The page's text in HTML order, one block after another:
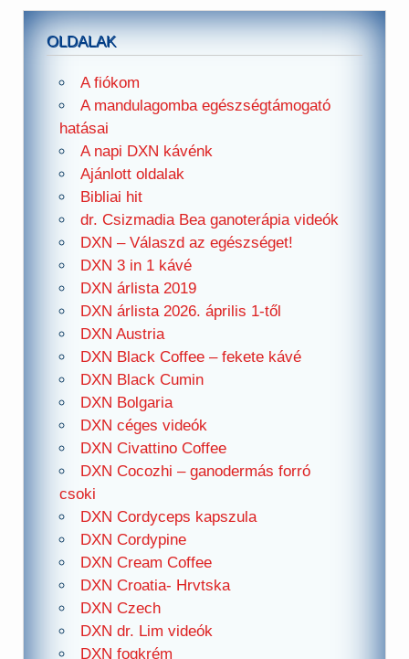
OLDALAK
A fiókom
A mandulagomba egészségtámogató
hatásai
A napi DXN kávénk
Ajánlott oldalak
Bibliai hit
dr. Csizmadia Bea ganoterápia videók
DXN – Válaszd az egészséget!
DXN 3 in 1 kávé
DXN árlista 2019
DXN árlista 2026. április 1-től
DXN Austria
DXN Black Coffee – fekete kávé
DXN Black Cumin
DXN Bolgaria
DXN céges videók
DXN Civattino Coffee
DXN Cocozhi – ganodermás forró
csoki
DXN Cordyceps kapszula
DXN Cordypine
DXN Cream Coffee
DXN Croatia- Hrvtska
DXN Czech
DXN dr. Lim videók
DXN fogkrém